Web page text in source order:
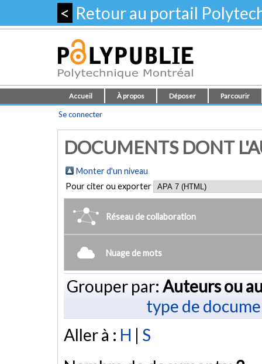
< Retour au portail
Accueil À propos Déposer Parcourir
Se connecter
DOCUMENTS DONT
Monter d'un niveau
Pour citer ou exporter
Réseau de collaboration
Nuage de mots
Grouper par: Auteurs ou
type de
Aller à : H | S